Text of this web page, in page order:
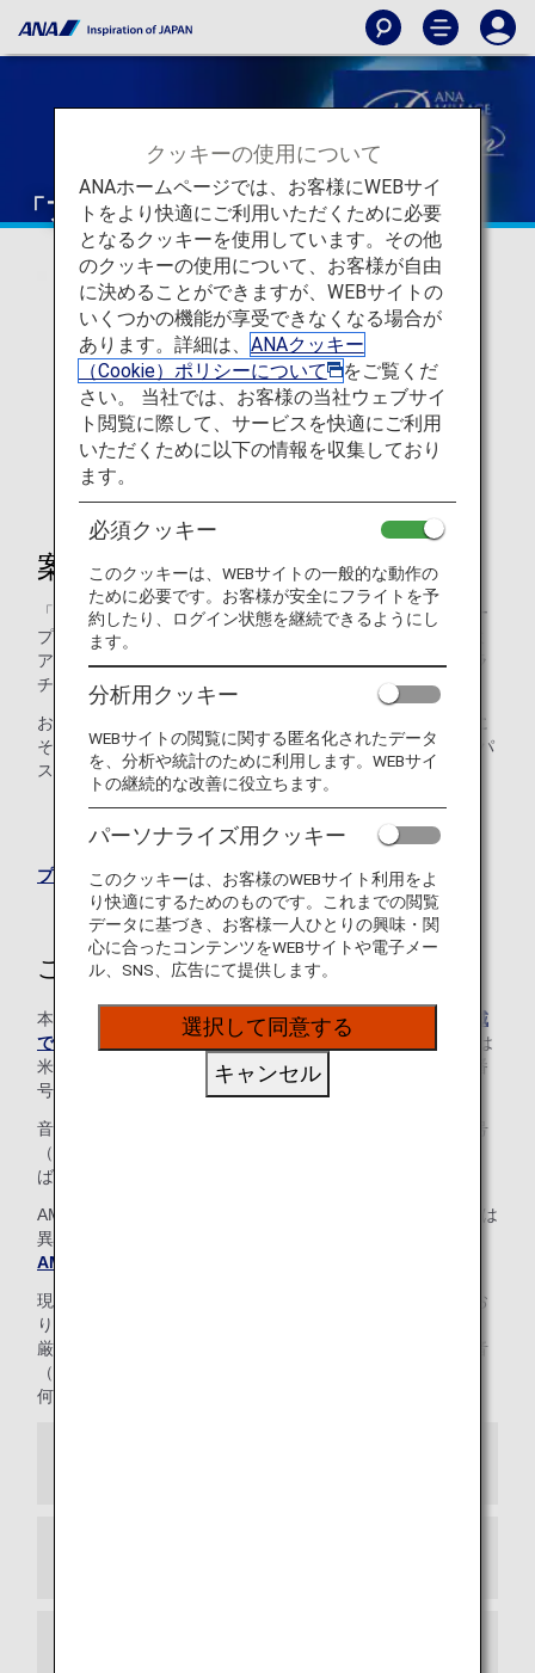
「プラチナサービス」デスク
「プラチナサービス」デスクのご
案内
「ANAプラチナサービス」メンバーが対象です。ANAグルー
プ運航便のご予約はもちろん、マイレージサービス、プレミ
アムメンバーサービスについてのお問い合わせなど、「プラ
チナサービス」デスクで承ります。
お電話でのご予約・お問い合わせ時には、音声ガイダンスに
そって、ANAマイレージクラブお客様番号（10桁）とAMCパ
スワード（4桁）の入力をお願いしております。
*AMCパスワード（4桁）は、Webパスワード（8～16
桁）とは異なりますので、ご注意ください。
プレミアムメンバーサービスについて
ご利用方法
本ページに記載がない地域からご連絡いただく場合、
各地域
でのお問い合わせ・ANA支店のご案内
より、日本または
米国のご予約・お客様サービスセンターに接続される電話番
号をご確認のうえ、お問い合わせください。
音声ガイダンスにそって、ANAマイレージクラブお客様番号
（10桁）とAMCパスワード（4桁）を入力していただけれ
ば、「プラチナサービス」デスクにおつなぎいたします。
AMCパスワード（4桁）は、Webパスワード（8～16桁）とは
異なりますので、ご注意ください。
AMCパスワードをお忘れの方へ
現在、カスタマーサポートの一部を在宅勤務にて運用してお
ります。
厳重な管理のもと対応を行っておりますが、通話中に生活音
（インターホン等）が聞こえる場合がございます。
何卒ご理解とご了承を賜りますようお願い申し上げます。
クッキーの使用について
ANAホームページでは、お客様にWEBサイ
トをより快適にご利用いただくために必要
となるクッキーを使用しています。その他
のクッキーの使用について、お客様が自由
に決めることができますが、WEBサイトの
いくつかの機能が享受できなくなる場合が
あります。詳細は、 ANAクッキー
（Cookie）ポリシーについて
をご覧くだ
さい。 当社では、お客様の当社ウェブサイ
ト閲覧に際して、サービスを快適にご利用
いただくために以下の情報を収集しており
ます。
必須クッキー
このクッキーは、WEBサイトの一般的な動作の
ために必要です。お客様が安全にフライトを予
約したり、ログイン状態を継続できるようにし
ます。
分析用クッキー
WEBサイトの閲覧に関する匿名化されたデータ
を、分析や統計のために利用します。WEBサイ
トの継続的な改善に役立ちます。
パーソナライズ用クッキー
このクッキーは、お客様のWEBサイト利用をよ
り快適にするためのものです。これまでの閲覧
データに基づき、お客様一人ひとりの興味・関
心に合ったコンテンツをWEBサイトや電子メー
ル、SNS、広告にて提供します。
選択して同意する
キャンセル